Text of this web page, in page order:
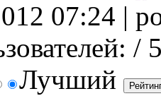
07:24 |
/
Лучший